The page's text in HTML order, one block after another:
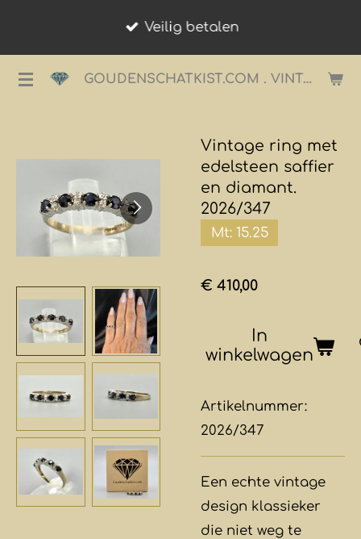
de
GOUDENSCHATKIST.COM . VINTAGE JUWELIER.
Veilig betalen
Vintage ring met
edelsteen saffier
en diamant.
2026/347
Mt: 15.25
€ 410,00
In
winkelwagen
Artikelnummer:
2026/347
Een echte vintage
design klassieker
die niet weg te